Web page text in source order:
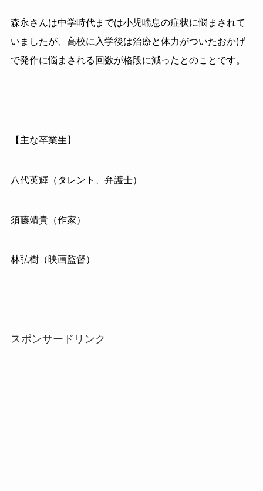
森永さんは中学時代までは小児喘息の症状に悩まされて
いましたが、高校に入学後は治療と体力がついたおかげ
で発作に悩まされる回数が格段に減ったとのことです。
【主な卒業生】
八代英輝（タレント、弁護士）
須藤靖貴（作家）
林弘樹（映画監督）
スポンサードリンク